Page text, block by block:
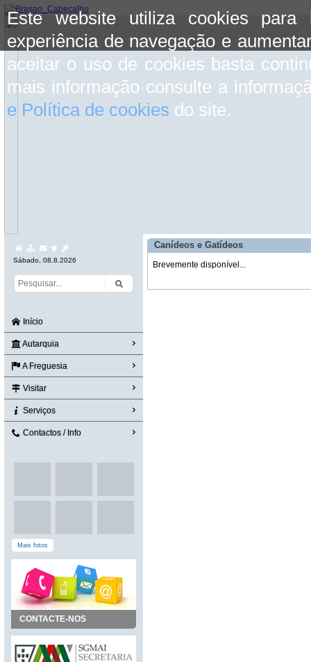
Este website utiliza cookies para
experiência de navegação e
aceitar o uso de cookies basta
mais informação consulte a
e Política de cookies do site.
Sábado, 08.8.2026
Início
Autarquia
A Freguesia
Visitar
Serviços
Contactos / Info
Mais fotos
CONTACTE-NOS
Canídeos e Gatídeos
Brevemente disponível...